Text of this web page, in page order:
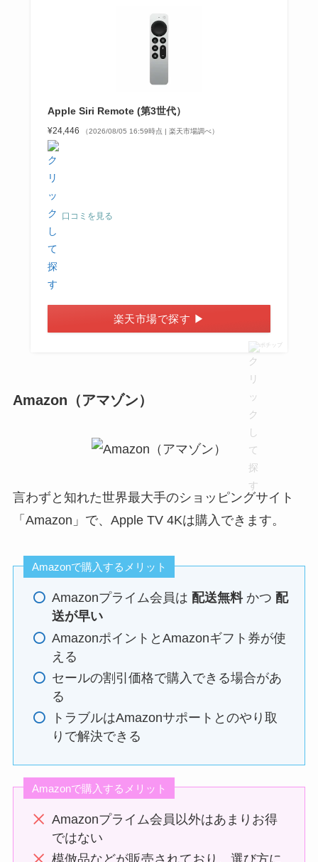
Apple Siri Remote (第3世代）
¥24,446 （2026/08/05 16:59時点 | 楽天市場調べ）
口コミを見る
楽天市場で探す ▶
ポチップ
Amazon（アマゾン）
言わずと知れた世界最大手のショッピングサイト
「Amazon」で、Apple TV 4Kは購入できます。
Amazonで購入するメリット
Amazonプライム会員は 配送無料かつ 配
送が早い
AmazonポイントとAmazonギフト券が使
える
セールの割引価格で購入できる場合があ
る
トラブルはAmazonサポートとのやり取
りで解決できる
Amazonで購入するメリット
Amazonプライム会員以外はあまりお得
ではない